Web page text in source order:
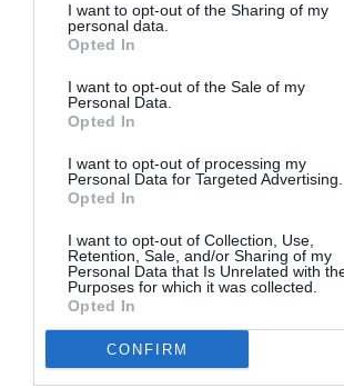
I want to opt-out of the Sharing of my
personal data.
Opted In
I want to opt-out of the Sale of my
Personal Data.
Opted In
I want to opt-out of processing my
Personal Data for Targeted Advertising.
Opted In
I want to opt-out of Collection, Use,
Retention, Sale, and/or Sharing of my
Personal Data that Is Unrelated with
Purposes for which it was collected.
Opted In
CONFIRM
Netflix και το έργο μας,
και το brand As ever. Ο σύζυγός
αντλούμε έμπνευση από τους
και την ομάδα της Archewell
αγγίζει κοινό σε όλο τον κόσμο».
Harryέχει προσωπική εμπειρία
πόλεμο στο Αφγανιστάν, καθώς
φορές στον βρετανικό στρατό. Η
αποστολή ήταν το 2007–2008
Χέλμαντ, όπου διαδραματίζεται